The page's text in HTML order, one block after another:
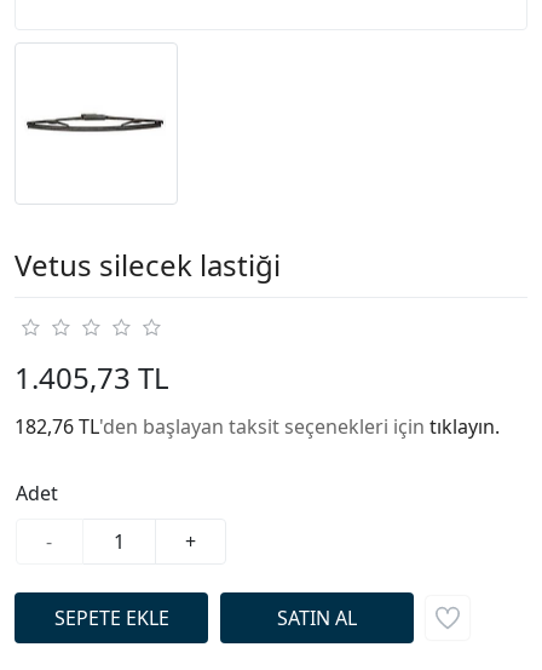
Vetus silecek lastiği
1.405,73 TL
182,76 TL'den başlayan taksit seçenekleri için tıklayın.
Adet
-
+